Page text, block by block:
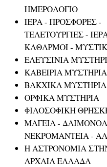
ΗΜΕΡΟΛΟΓΙΟ
ΙΕΡΑ - ΠΡΟΣΦΟΡΕΣ -
ΤΕΛΕΤΟΥΡΓΙΕΣ -
ΚΑΘΑΡΜΟΙ -
ΕΛΕΥΣΙΝΙΑ
ΚΑΒΕΙΡΙΑ ΜΥΣΤΗΡΙΑ
ΒΑΚΧΙΚΑ ΜΥΣΤΗΡΙΑ
ΟΡΦΙΚΑ ΜΥΣΤΗΡΙΑ
ΦΙΛΟΣΟΦΙΚΗ
ΜΑΓΕΙΑ -
ΝΕΚΡΟΜΑΝΤΕΙΑ -
Η ΑΣΤΡΟΝΟΜΙΑ
ΑΡΧΑΙΑ ΕΛΛΑΔΑ